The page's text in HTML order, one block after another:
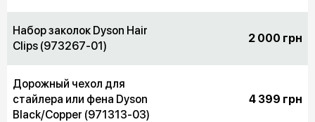
Набор заколок Dyson Hair
Clips (973267-01)
2 000 грн
Дорожный чехол для
стайлера или фена Dyson
Black/Copper (971313-03)
4 399 грн